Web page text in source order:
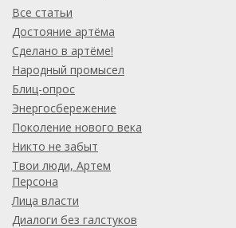
Все статьи
Достояние артёма
Сделано в артёме!
Народный промысел
Блиц-опрос
Энергосбережение
Поколение нового века
Никто не забыт
Твои люди, Артем
Персона
Лица власти
Диалоги без галстуков